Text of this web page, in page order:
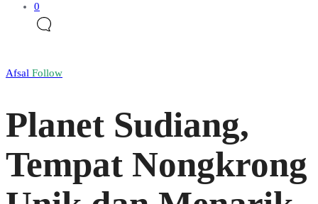
0
Afsal Follow
Planet Sudiang,
Tempat Nongkrong